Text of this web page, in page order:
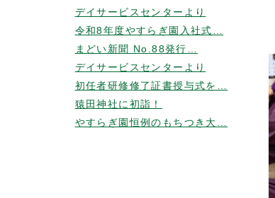
デイサービスセンターより
令和8年度やすらぎ園入社式…
まどい新聞 No.88発行…
デイサービスセンターより
初任者研修修了証書授与式を…
猿田神社に初詣！
やすらぎ園恒例のもちつき大…